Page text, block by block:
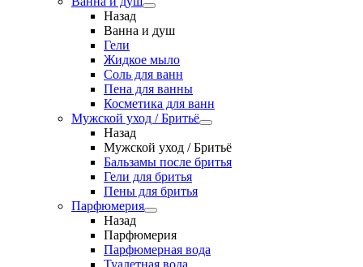
Назад
Ванна и душ
Гели
Жидкое мыло
Соль для ванн
Пена для ванны
Косметика для ванн
Мужской уход / Бритьё
Назад
Мужской уход / Бритьё
Бальзамы после бритья
Гели для бритья
Пены для бритья
Парфюмерия
Назад
Парфюмерия
Парфюмерная вода
Туалетная вода